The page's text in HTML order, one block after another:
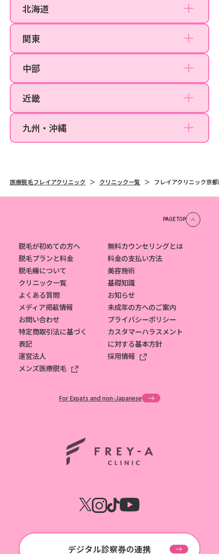
北海道
札幌院
関東
川崎院
大宮院
千葉院
中部
名古屋院
名古屋栄院
近畿
大阪梅田院
なんば院
京都院
九州・沖縄
福岡天神院
沖縄那覇院
医療脱毛フレイアクリニック クリニック一覧 フレイアクリニック京
PAGE TOP
脱毛が初めての方へ
無料カウンセリングとは
脱毛プランと料金
料金の支払い方法
脱毛機について
美容施術
クリニック一覧
基礎知識
よくある質問
お知らせ
メディア掲載情報
未成年の方へのご案内
お問い合わせ
プライバシーポリシー
特定商取引法に基づく
表記
カスタマーハラスメント
に対する基本方針
運営法人
採用情報
メンズ医療脱毛
For Expats and non-Japanese
デジタル診察券の連携